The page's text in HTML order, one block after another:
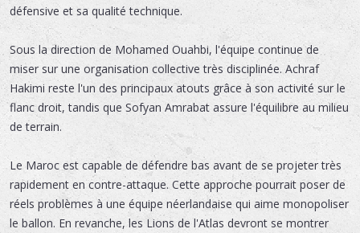
défensive et sa qualité technique.
Sous la direction de Mohamed Ouahbi, l'équipe continue de
miser sur une organisation collective très disciplinée. Achraf
Hakimi reste l'un des principaux atouts grâce à son activité sur le
flanc droit, tandis que Sofyan Amrabat assure l'équilibre au milieu
de terrain.
Le Maroc est capable de défendre bas avant de se projeter très
rapidement en contre-attaque. Cette approche pourrait poser de
réels problèmes à une équipe néerlandaise qui aime monopoliser
le ballon. En revanche, les Lions de l'Atlas devront se montrer